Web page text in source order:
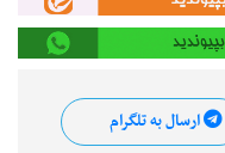
ارسال به تلگرام